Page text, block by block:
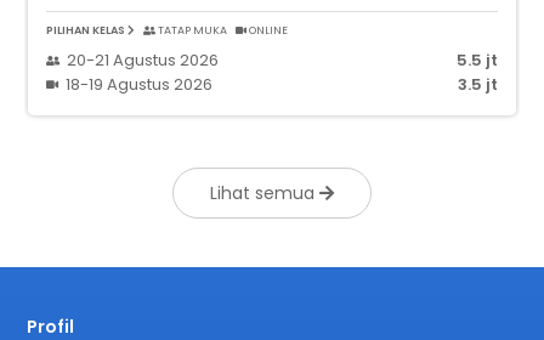
PILIHAN KELAS TATAP MUKA ONLINE
20-21 Agustus 2026
5.5 jt
18-19 Agustus 2026
3.5 jt
Lihat semua
Profil